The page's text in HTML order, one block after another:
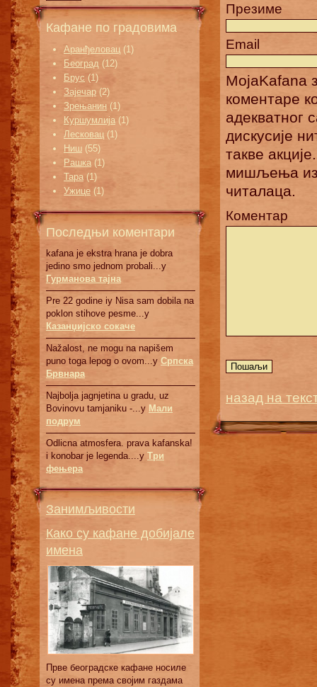
Кафане по градовима
Аранђеловац (1)
Београд (12)
Брус (1)
Зајечар (2)
Зрењанин (1)
Куршумлија (1)
Лесковац (1)
Ниш (55)
Рашка (1)
Тара (1)
Ужице (1)
Последњи коментари
kafana je ekstra hrana je dobra
jedino smo jednom probali...у
Гурманова тајна
Pre 22 godine iy Nisa sam dobila na
poklon stihove pesme...у
Казанџијско сокаче
Nažalost, ne mogu na napišem
puno toga lepog o ovom...у Српскa
Брвнaрa
Najbolja jagnjetina u gradu, uz
Bovinovu tamjaniku -...у Мали
подрум
Odlicna atmosfera. prava kafanska!
i konobar je legenda....у Три
фењера
Занимљивости
Како су кафане добијале
имена
Првe бeoгрaдскe кaфaнe нoсилe
су имeнa прeмa свojим гaздaмa
Презиме
Email
MojaKafana
коментаре
адекватног
дискусије
такве
мишљења
читалаца.
Коментар
назад на